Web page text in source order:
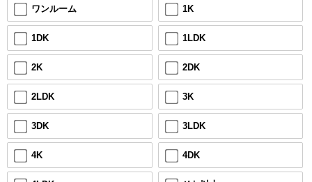
ワンルーム 1K
1DK 1LDK
2K 2DK
2LDK 3K
3DK 3LDK
4K 4DK